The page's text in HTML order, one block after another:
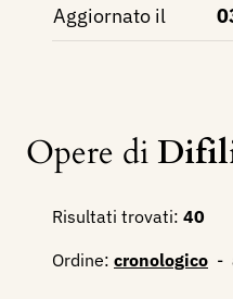
Aggiornato il
Opere di
Risultati trovati: 40
Ordine: cronologico -